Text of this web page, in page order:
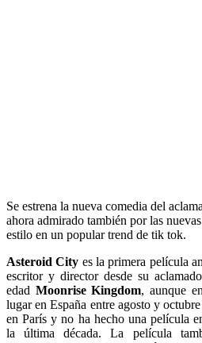
Se estrena la nueva comedia del
ahora admirado también por las
estilo en un popular trend de tik tok.
Asteroid City es la primera película
escritor y director desde su
edad Moonrise Kingdom, aunque
lugar en España entre agosto y
en París y no ha hecho una película
la última década. La película